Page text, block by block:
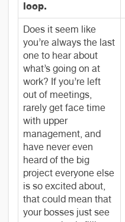
loop.
Does it seem like
you’re always the last
one to hear about
what’s going on at
work? If you’re left
out of meetings,
rarely get face time
with upper
management, and
have never even
heard of the big
project everyone else
is so excited about,
that could mean that
your bosses just see